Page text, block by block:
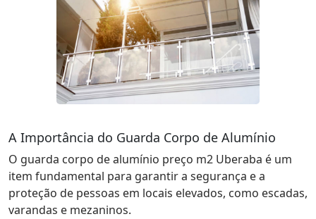
A Importância do Guarda Corpo de Alumínio
O guarda corpo de alumínio preço m2 Uberaba é um
item fundamental para garantir a segurança e a
proteção de pessoas em locais elevados, como escadas,
varandas e mezaninos.